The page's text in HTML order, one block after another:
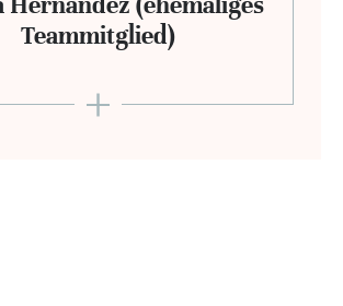
Teammitglied)
+